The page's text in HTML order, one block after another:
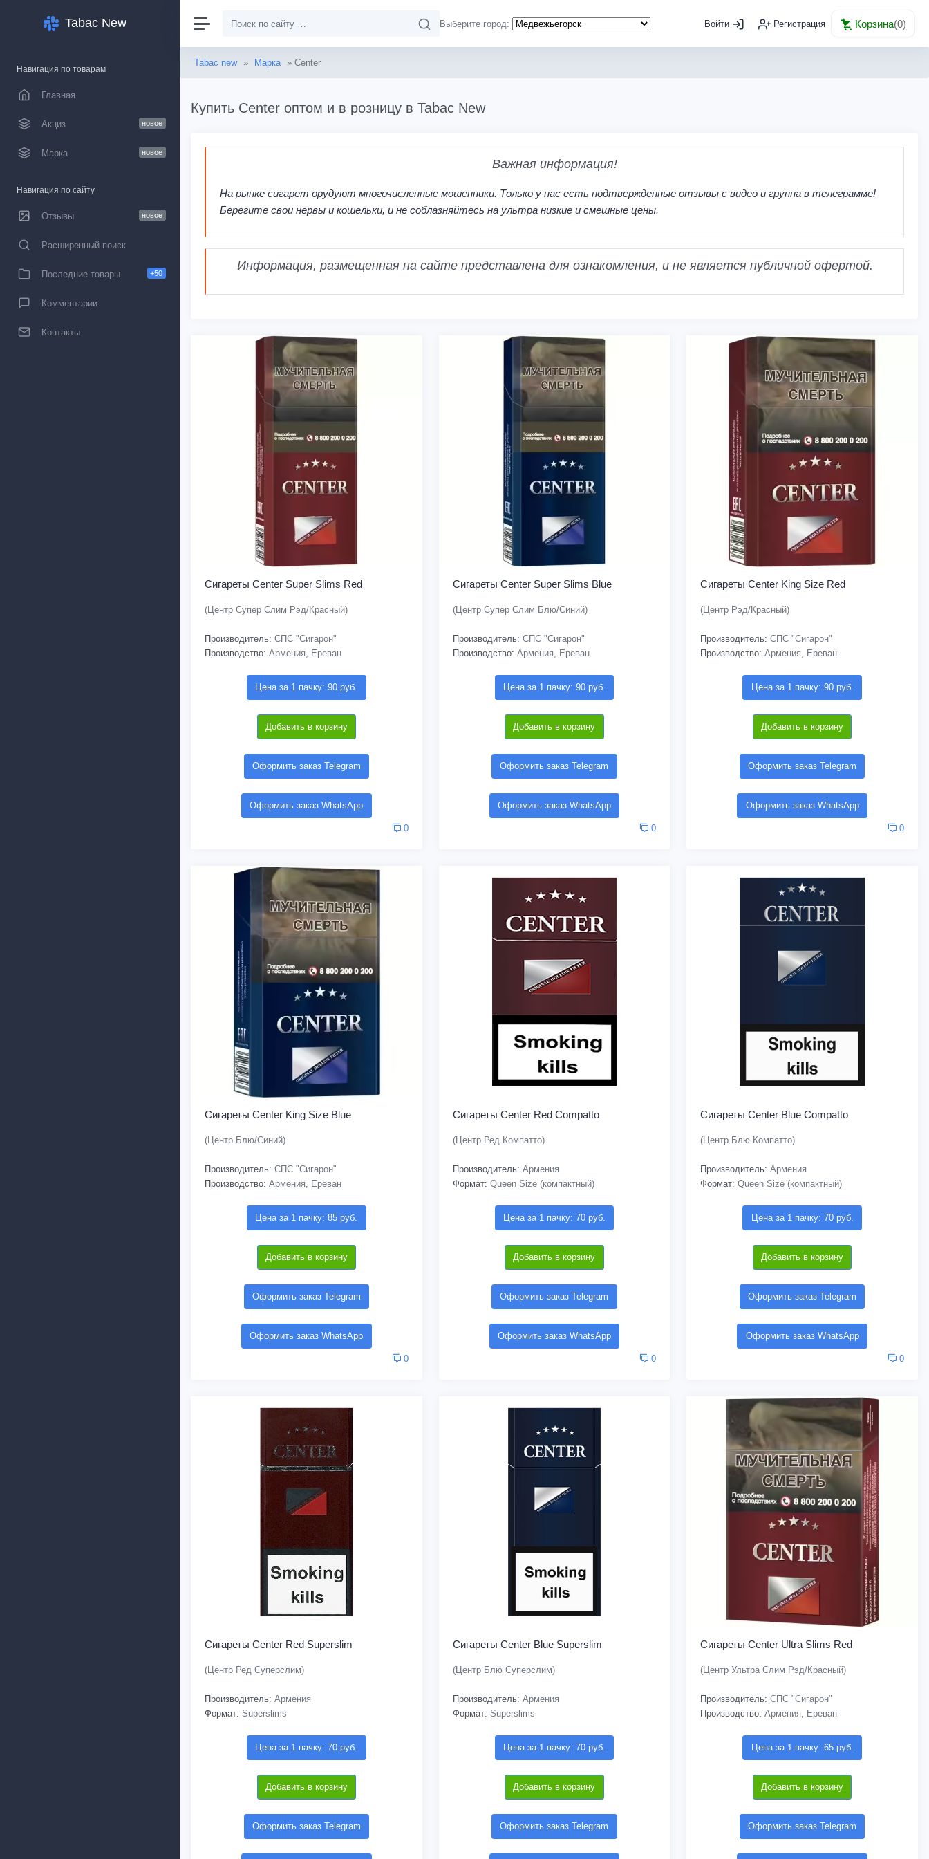
Tabac New
Навигация по товарам
Главная
Акциз новое
Марка новое
Навигация по сайту
Отзывы новое
Расширенный поиск
Последние товары +50
Комментарии
Контакты
Выберите город: Войти Регистрация Корзина(0)
Tabac new » Марка » Center
Купить Center оптом и в розницу в Tabac New
Важная информация!
На рынке сигарет орудуют многочисленные мошенники. Только у нас есть подтвержденные отзывы с видео и группа в телеграмме!
Берегите свои нервы и кошельки, и не соблазняйтесь на ультра низкие и смешные цены.
Информация, размещенная на сайте представлена для ознакомления, и не является публичной офертой.
Сигареты Center Super Slims Red
(Центр Супер Слим Рэд/Красный)
Производитель: СПС "Сигарон"
Производство: Армения, Ереван
Цена за 1 пачку: 90 руб.
Добавить в корзину
Оформить заказ Telegram
Оформить заказ WhatsApp
0
Сигареты Center Super Slims Blue
(Центр Супер Слим Блю/Синий)
Производитель: СПС "Сигарон"
Производство: Армения, Ереван
Цена за 1 пачку: 90 руб.
Добавить в корзину
Оформить заказ Telegram
Оформить заказ WhatsApp
0
Сигареты Center King Size Red
(Центр Рэд/Красный)
Производитель: СПС "Сигарон"
Производство: Армения, Ереван
Цена за 1 пачку: 90 руб.
Добавить в корзину
Оформить заказ Telegram
Оформить заказ WhatsApp
0
Сигареты Center King Size Blue
(Центр Блю/Синий)
Производитель: СПС "Сигарон"
Производство: Армения, Ереван
Цена за 1 пачку: 85 руб.
Добавить в корзину
Оформить заказ Telegram
Оформить заказ WhatsApp
0
Сигареты Center Red Compatto
(Центр Ред Компатто)
Производитель: Армения
Формат: Queen Size (компактный)
Цена за 1 пачку: 70 руб.
Добавить в корзину
Оформить заказ Telegram
Оформить заказ WhatsApp
0
Сигареты Center Blue Compatto
(Центр Блю Компатто)
Производитель: Армения
Формат: Queen Size (компактный)
Цена за 1 пачку: 70 руб.
Добавить в корзину
Оформить заказ Telegram
Оформить заказ WhatsApp
0
Сигареты Center Red Superslim
(Центр Ред Суперслим)
Производитель: Армения
Формат: Superslims
Цена за 1 пачку: 70 руб.
Добавить в корзину
Оформить заказ Telegram
Сигареты Center Blue Superslim
(Центр Блю Суперслим)
Производитель: Армения
Формат: Superslims
Цена за 1 пачку: 70 руб.
Добавить в корзину
Оформить заказ Telegram
Сигареты Center Ultra Slims Red
(Центр Ультра Слим Рэд/Красный)
Производитель: СПС "Сигарон"
Производство: Армения, Ереван
Цена за 1 пачку: 65 руб.
Добавить в корзину
Оформить заказ Telegram